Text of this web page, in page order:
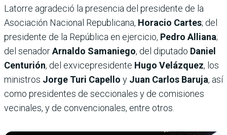
Latorre agradeció la presencia del presidente de la
Asociación Nacional Republicana, Horacio Cartes; del
presidente de la República en ejercicio, Pedro Alliana;
del senadorArnaldo Samaniego, del diputado Daniel
Centurión, del exvicepresidente Hugo Velázquez, los
ministros Jorge Turi Capello y Juan Carlos Baruja, así
como presidentes de seccionales y de comisiones
vecinales, y de convencionales, entre otros.